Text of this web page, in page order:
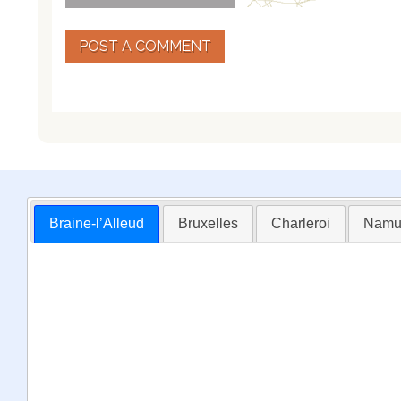
POST A COMMENT
Braine-l’Alleud Bruxelles Charleroi